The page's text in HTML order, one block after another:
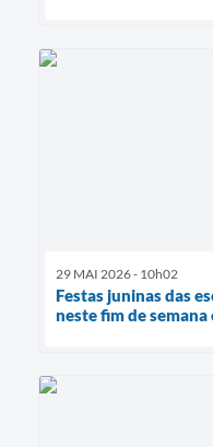
29 MAI 2026 - 10h02
Festas juninas das
neste fim de